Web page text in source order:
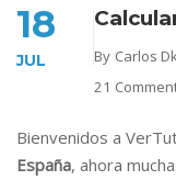
18
JUL By Carlos
21
Bienvenidos a
España, ahora